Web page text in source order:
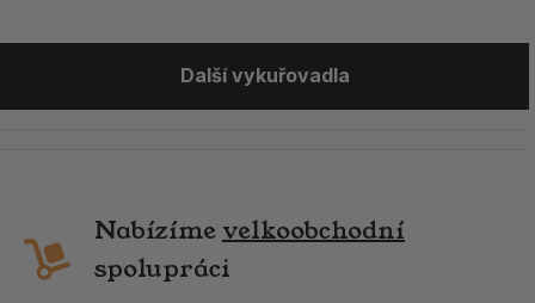
Další vykuřovadla
Nabízíme velkoobchodní
spolupráci